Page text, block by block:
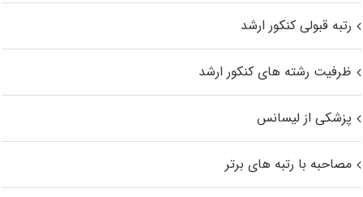
رتبه قبولی کنکور ارشد
ظرفیت رشته های کنکور ارشد
پزشکی از لیسانس
مصاحبه با رتبه های برتر